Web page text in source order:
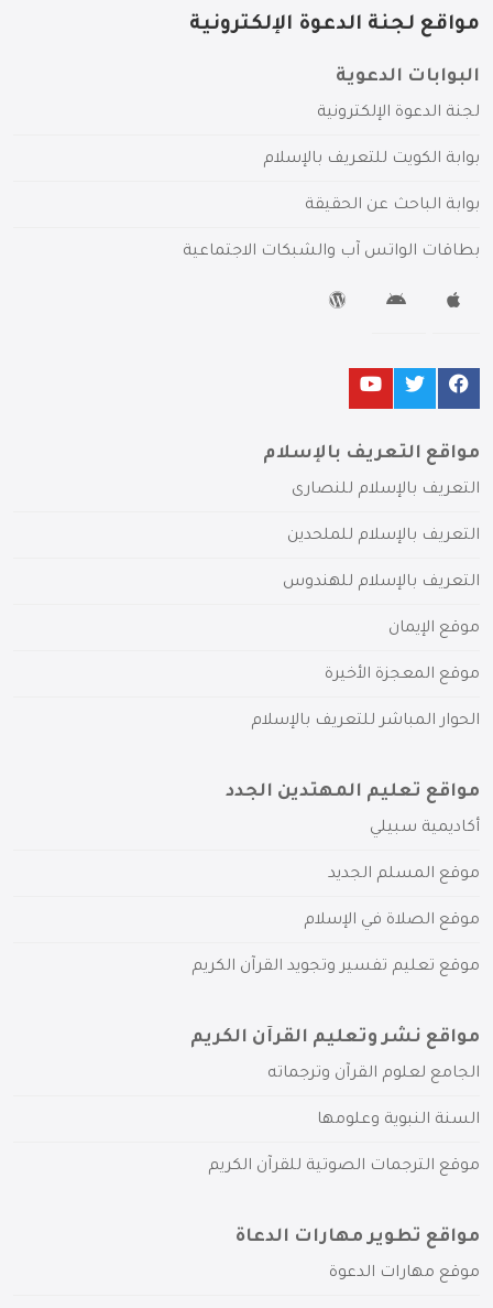
مواقع لجنة الدعوة الإلكترونية
البوابات الدعوية
لجنة الدعوة الإلكترونية
بوابة الكويت للتعريف بالإسلام
بوابة الباحث عن الحقيقة
بطاقات الواتس آب والشبكات الاجتماعية
مواقع التعريف بالإسلام
التعريف بالإسلام للنصارى
التعريف بالإسلام للملحدين
التعريف بالإسلام للهندوس
موقع الإيمان
موقع المعجزة الأخيرة
الحوار المباشر للتعريف بالإسلام
مواقع تعليم المهتدين الجدد
أكاديمية سبيلي
موقع المسلم الجديد
موقع الصلاة في الإسلام
موقع تعليم تفسير وتجويد القرآن الكريم
مواقع نشر وتعليم القرآن الكريم
الجامع لعلوم القرآن وترجماته
السنة النبوية وعلومها
موقع الترجمات الصوتية للقرآن الكريم
مواقع تطوير مهارات الدعاة
موقع مهارات الدعوة